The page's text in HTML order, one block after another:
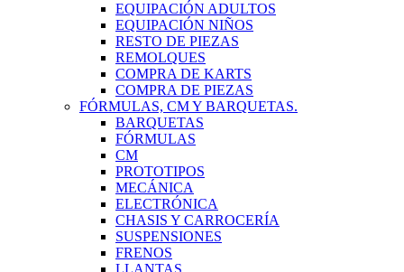
EQUIPACIÓN ADULTOS
EQUIPACIÓN NIÑOS
RESTO DE PIEZAS
REMOLQUES
COMPRA DE KARTS
COMPRA DE PIEZAS
FÓRMULAS, CM Y BARQUETAS.
BARQUETAS
FÓRMULAS
CM
PROTOTIPOS
MECÁNICA
ELECTRÓNICA
CHASIS Y CARROCERÍA
SUSPENSIONES
FRENOS
LLANTAS